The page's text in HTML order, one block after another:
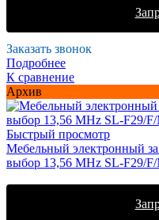
Заказать звонок
Подробнее
К сравнение
Архив
Быстрый просмотр
Мебельный электронный
выбор 13,56 MHz SL-F29/F/